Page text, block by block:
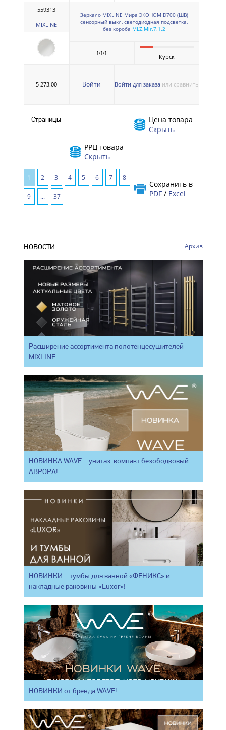
559313
MIXLINE
Зеркало MIXLINE Мира ЭКОНОМ D700 (ШВ)
сенсорный выкл, светодиодная подсветка,
без короба MLZ.Mir.7.1.2
1/1/1 Курск
5 273.00 Войти Войти для заказа или сравнить
Страницы
Цена товара
Скрыть
РРЦ товара
Скрыть
Сохранить в
PDF/ Excel
1 2 3 4 5 6 7 8
9 ... 37
НОВОСТИ Архив
Расширение ассортимента полотенцесушителей
MIXLINE
НОВИНКА WAVE – унитаз-компакт безободковый
АВРОРА!
НОВИНКИ – тумбы для ванной «ФЕНИКС» и
накладные раковины «Luxor»!
НОВИНКИ от бренда WAVE!